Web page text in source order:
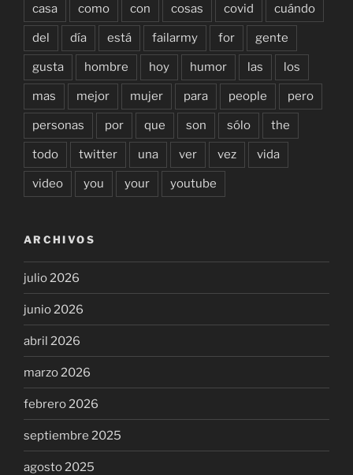
casa como con cosas covid cuándo
del día está failarmy for gente
gusta hombre hoy humor las los
mas mejor mujer para people pero
personas por que son sólo the
todo twitter una ver vez vida
video you your youtube
ARCHIVOS
julio 2026
junio 2026
abril 2026
marzo 2026
febrero 2026
septiembre 2025
agosto 2025